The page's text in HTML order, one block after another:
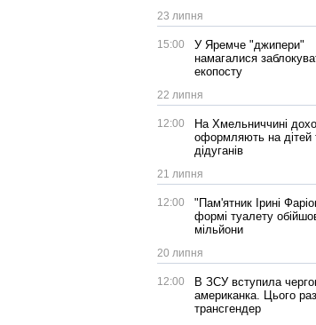
23 липня
15:00
У Яремче "джипери"
намагалися
екопосту
22 липня
12:00
На Хмельниччині
оформляють на дітей
дідуганів
21 липня
12:00
"Пам'ятник Ірині
формі туалету
мільйони
20 липня
12:00
В ЗСУ вступила
американка. Цього
трансгендер